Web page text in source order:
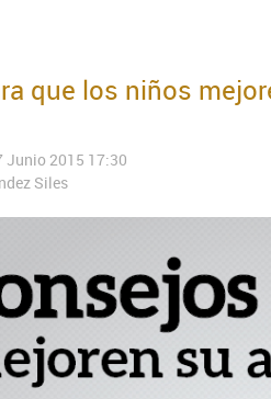
que los niños
Junio 2015 17:30
Siles